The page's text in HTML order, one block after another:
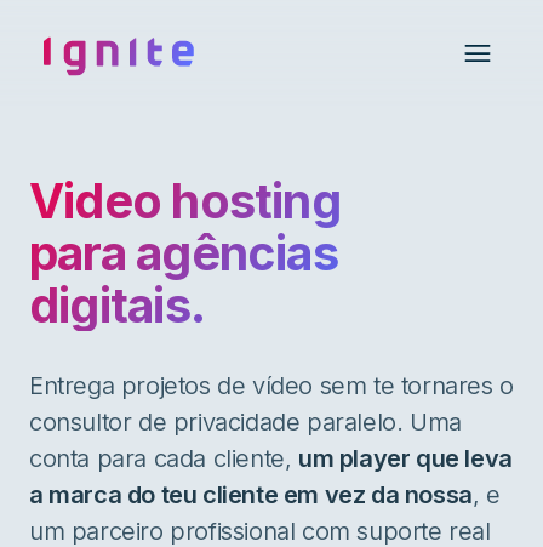
Ignite • Video Experience Cloud
Open
Video hosting
para agências
digitais.
Entrega projetos de vídeo sem te tornares o
consultor de privacidade paralelo. Uma
conta para cada cliente, um player que leva
a marca do teu cliente em vez da nossa, e
um parceiro profissional com suporte real